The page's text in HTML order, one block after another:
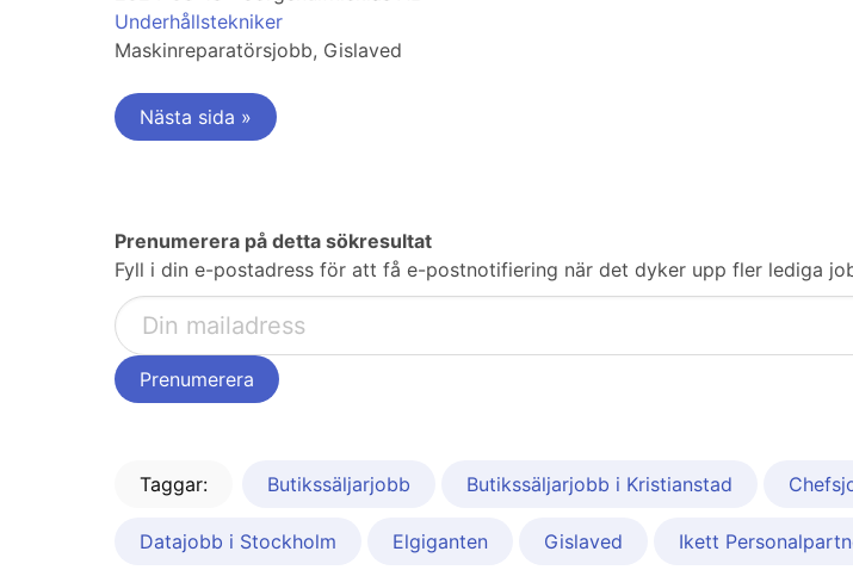
Underhållstekniker
Maskinreparatörsjobb, Gislaved
Nästa sida »
Prenumerera på detta sökresultat
Fyll i din e-postadress för att få e-postnotifiering när det dyker upp fler lediga
Taggar: Butikssäljarjobb Butikssäljarjobb i Kristianstad
Datajobb i Stockholm Elgiganten Gislaved Ikett